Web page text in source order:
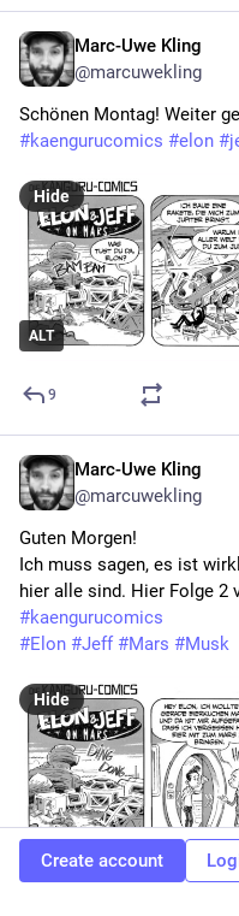
Marc-Uwe Kling
@marcuwekling
#kaengurucomics #elon #
ALT
Hide
9
Marc-Uwe Kling
@marcuwekling
Guten Morgen!
Ich muss sagen, es ist
hier alle sind. Hier Folge 2
#kaengurucomics
#Elon #Jeff #Mars #Musk
Hide
Create account